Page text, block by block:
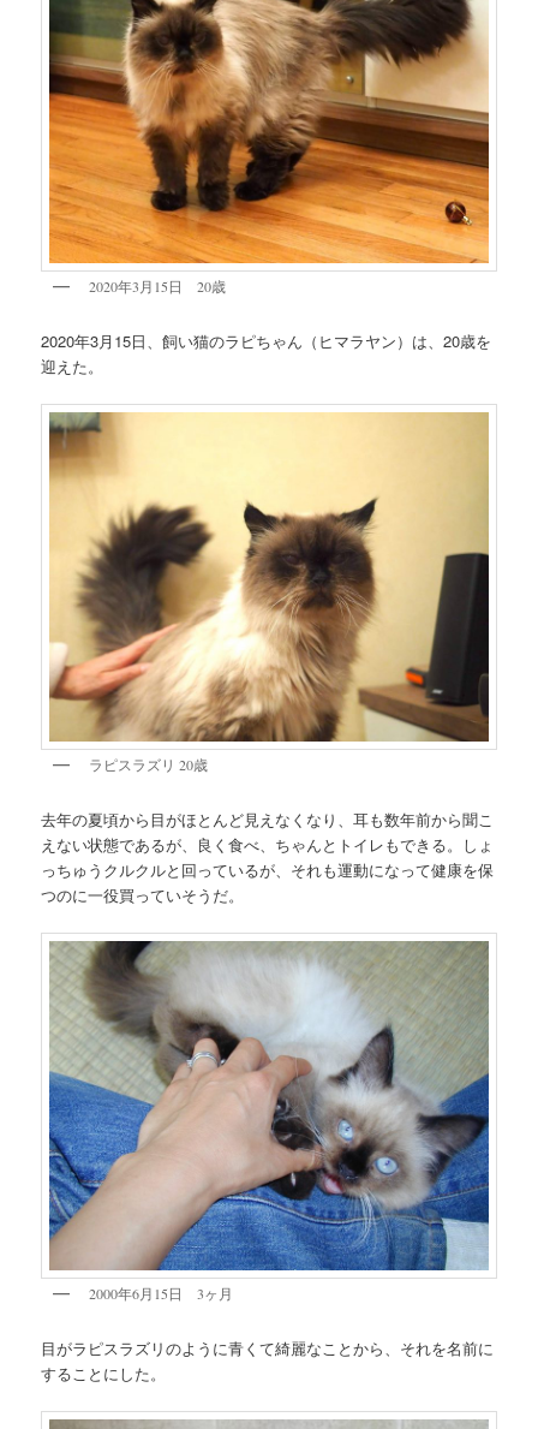
2020年3月15日 20歳
2020年3月15日、飼い猫のラピちゃん（ヒマラヤン）は、20歳を
迎えた。
ラピスラズリ 20歳
去年の夏頃から目がほとんど見えなくなり、耳も数年前から聞こ
えない状態であるが、良く食べ、ちゃんとトイレもできる。しょ
っちゅうクルクルと回っているが、それも運動になって健康を保
つのに一役買っていそうだ。
2000年6月15日 3ヶ月
目がラピスラズリのように青くて綺麗なことから、それを名前に
することにした。